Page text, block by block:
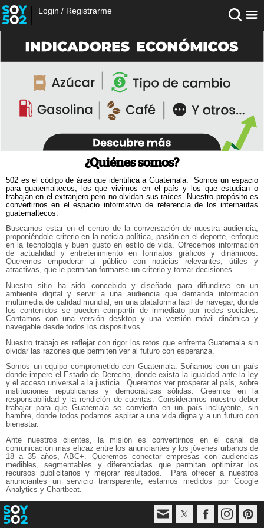
Login / Registrarme
¿Quiénes somos?
502 es el código de área que identifica a Guatemala. Somos un espacio
para guatemaltecos, los que vivimos en el país y los que estudian o
trabajan en el extranjero pero no olvidan sus raíces. Nuestro propósito es
convertirnos en el espacio informativo de referencia de los internautas
guatemaltecos.
Buscamos estar en el centro de la conversación de nuestra audiencia,
proponiéndole criterio en la noticia política, pasión en el deporte, enfoque
en la tecnología y buen gusto en estilo de vida. Ofrecemos información
de actualidad y entretenimiento en formatos gráficos y dinámicos.
Queremos empoderar al público con noticias relevantes, útiles y
atractivas, que le permitan formarse un criterio y tomar decisiones.
Nuestro sitio ha sido concebido y diseñado para difundirse en un
ambiente digital y servir a una audiencia que demanda información
multimedia de calidad mundial, en una plataforma fácil de navegar, donde
los contenidos se pueden compartir de inmediato por redes sociales.
Contamos con una versión desktop y una versión móvil dinámica y
navegable desde todos los dispositivos.
Nuestro trabajo es reflejar con rigor los retos que enfrenta Guatemala sin
olvidar las razones que permiten ver al futuro con esperanza.
Somos un equipo comprometido con Guatemala. Soñamos con un país
donde impere el Estado de Derecho, donde exista la igualdad ante la ley
y el acceso universal a la justicia. Queremos ver prosperar al país, sobre
instituciones republicanas y democráticas sólidas. Creemos en la
responsabilidad y la rendición de cuentas. Consideramos nuestro deber
trabajar para que Guatemala se convierta en un país incluyente, sin
hambre, donde todos podamos aspirar a una vida digna y a un futuro con
bienestar.
Ante nuestros clientes, la misión es convertirnos en el canal de
comunicación más eficaz entre los anunciantes y los jóvenes urbanos de
18 a 35 años, ABC+. Queremos conectar empresas con audiencias
medibles, segmentables y diferenciadas que permitan optimizar los
recursos publicitarios y mejorar resultados. Para ofrecer a nuestros
anunciantes un servicio transparente, estamos medidos por Google
Analytics y Chartbeat.